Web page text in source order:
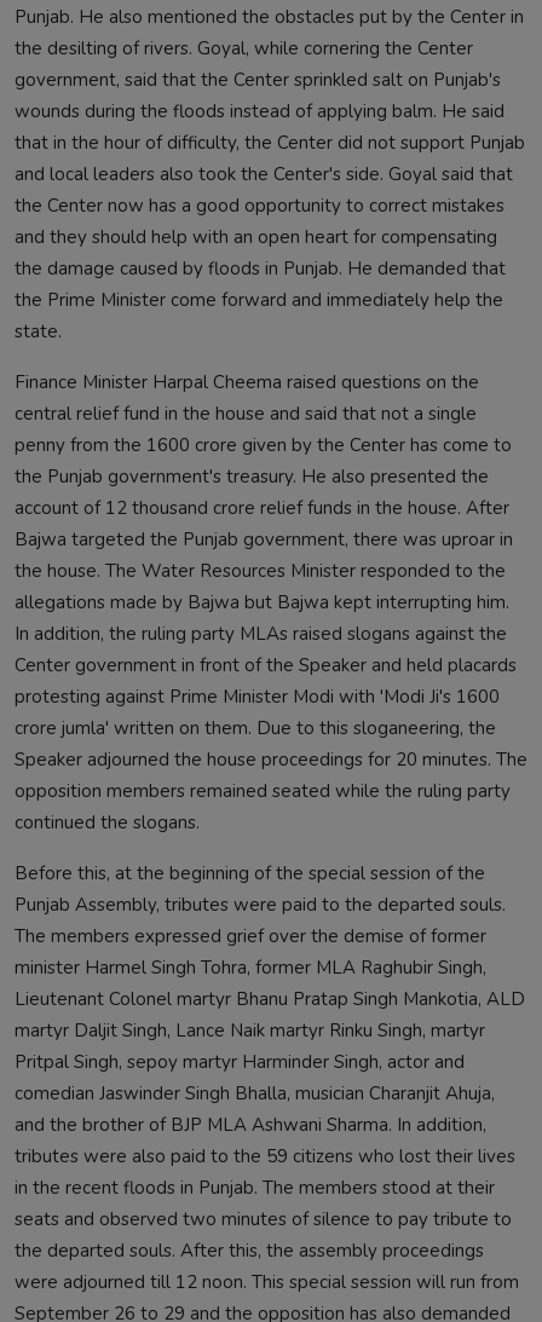
Punjab. He also mentioned the obstacles put by the Center in
the desilting of rivers. Goyal, while cornering the Center
government, said that the Center sprinkled salt on Punjab's
wounds during the floods instead of applying balm. He said
that in the hour of difficulty, the Center did not support Punjab
and local leaders also took the Center's side. Goyal said that
the Center now has a good opportunity to correct mistakes
and they should help with an open heart for compensating
the damage caused by floods in Punjab. He demanded that
the Prime Minister come forward and immediately help the
state.
Finance Minister Harpal Cheema raised questions on the
central relief fund in the house and said that not a single
penny from the 1600 crore given by the Center has come to
the Punjab government's treasury. He also presented the
account of 12 thousand crore relief funds in the house. After
Bajwa targeted the Punjab government, there was uproar in
the house. The Water Resources Minister responded to the
allegations made by Bajwa but Bajwa kept interrupting him.
In addition, the ruling party MLAs raised slogans against the
Center government in front of the Speaker and held placards
protesting against Prime Minister Modi with 'Modi Ji's 1600
crore jumla' written on them. Due to this sloganeering, the
Speaker adjourned the house proceedings for 20 minutes. The
opposition members remained seated while the ruling party
continued the slogans.
Before this, at the beginning of the special session of the
Punjab Assembly, tributes were paid to the departed souls.
The members expressed grief over the demise of former
minister Harmel Singh Tohra, former MLA Raghubir Singh,
Lieutenant Colonel martyr Bhanu Pratap Singh Mankotia, ALD
martyr Daljit Singh, Lance Naik martyr Rinku Singh, martyr
Pritpal Singh, sepoy martyr Harminder Singh, actor and
comedian Jaswinder Singh Bhalla, musician Charanjit Ahuja,
and the brother of BJP MLA Ashwani Sharma. In addition,
tributes were also paid to the 59 citizens who lost their lives
in the recent floods in Punjab. The members stood at their
seats and observed two minutes of silence to pay tribute to
the departed souls. After this, the assembly proceedings
were adjourned till 12 noon. This special session will run from
September 26 to 29 and the opposition has also demanded